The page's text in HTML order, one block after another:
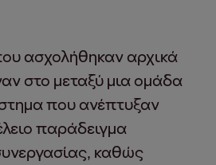
ασχολήθηκαν αρχικά
στο μεταξύ μια ομάδα
που ανέπτυξαν
παράδειγμα
καθώς